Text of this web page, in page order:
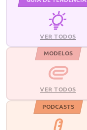
VER TODOS
MODELOS
VER TODOS
PODCASTS